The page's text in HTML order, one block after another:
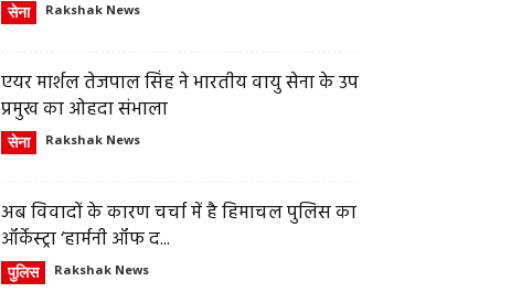
सेना Rakshak News
एयर मार्शल तेजपाल सिंह ने भारतीय वायु सेना के उप
प्रमुख का ओहदा संभाला
सेना Rakshak News
अब विवादों के कारण चर्चा में है हिमाचल पुलिस का
ऑर्केस्ट्रा ‘हार्मनी ऑफ द...
पुलिस Rakshak News